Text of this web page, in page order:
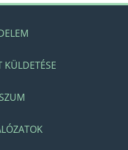
KÜLDETÉSE